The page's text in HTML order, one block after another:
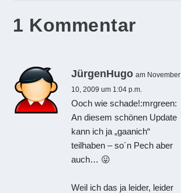
1 Kommentar
JürgenHugo am November
10, 2009 um 1:04 p.m.
Ooch wie schade!:mrgreen:
An diesem schönen Update
kann ich ja „gaanich“
teilhaben – so´n Pech aber
auch… 😛
Weil ich das ja leider, leider